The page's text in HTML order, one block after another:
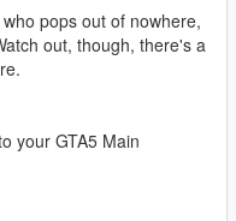
pops out of nowhere,
out, though, there's a
your GTA5 Main